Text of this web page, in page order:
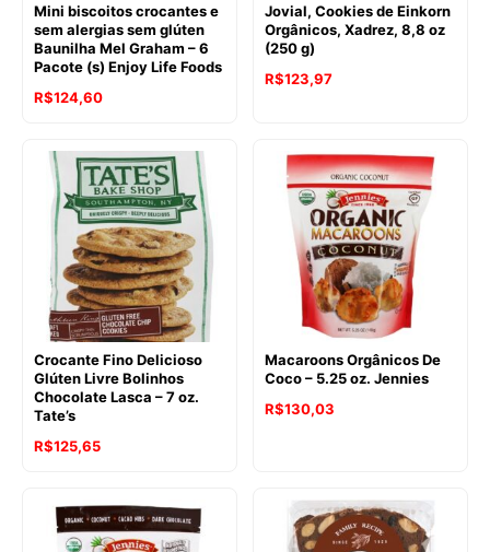
Mini biscoitos crocantes e
sem alergias sem glúten
Baunilha Mel Graham – 6
Pacote (s) Enjoy Life Foods
R$124,60
Jovial, Cookies de Einkorn
Orgânicos, Xadrez, 8,8 oz
(250 g)
R$123,97
Crocante Fino Delicioso
Glúten Livre Bolinhos
Chocolate Lasca – 7 oz.
Tate’s
R$125,65
Macaroons Orgânicos De
Coco – 5.25 oz. Jennies
O
R$136,83.
R$130,03
R$130,03.